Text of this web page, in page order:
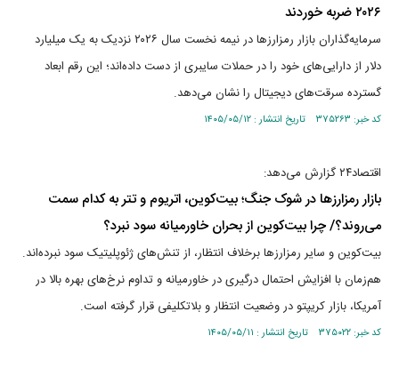
۲۰۲۶ ضربه خوردند
سرمایه‌گذاران بازار رمزارزها در نیمه نخست سال ۲۰۲۶ نزدیک به یک میلیارد
دلار از دارایی‌های خود را در حملات سایبری از دست داده‌اند؛ این رقم ابعاد
گسترده سرقت‌های دیجیتال را نشان می‌دهد.
کد خبر: ۳۷۵۲۶۳ تاریخ انتشار : ۱۴۰۵/۰۵/۱۲
اقتصاد۲۴ گزارش می‌دهد:
بازار رمزارز‌ها در شوک جنگ؛ بیت‌کوین، اتریوم و تتر به کدام سمت
می‌روند؟/ چرا بیت‌کوین از بحران خاورمیانه سود نبرد؟
بیت‌کوین و سایر رمزارز‌ها برخلاف انتظار، از تنش‌های ژئوپلیتیک سود نبرده‌اند.
هم‌زمان با افزایش احتمال درگیری در خاورمیانه و تداوم نرخ‌های بهره بالا در
آمریکا، بازار کریپتو در وضعیت انتظار و بلاتکلیفی قرار گرفته است.
کد خبر: ۳۷۵۰۲۲ تاریخ انتشار : ۱۴۰۵/۰۵/۱۱